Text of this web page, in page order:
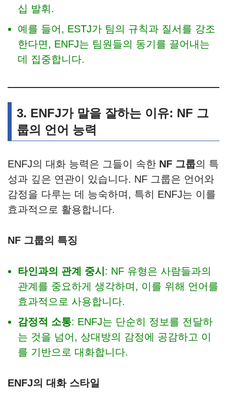
십 발휘.
예를 들어, ESTJ가 팀의 규칙과 질서를 강조
한다면, ENFJ는 팀원들의 동기를 끌어내는
데 집중합니다.
3. ENFJ가 말을 잘하는 이유: NF 그
룹의 언어 능력
ENFJ의 대화 능력은 그들이 속한 NF 그룹의 특
성과 깊은 연관이 있습니다. NF 그룹은 언어와
감정을 다루는 데 능숙하며, 특히 ENFJ는 이를
효과적으로 활용합니다.
NF 그룹의 특징
타인과의 관계 중시 : NF 유형은 사람들과의
관계를 중요하게 생각하며, 이를 위해 언어를
효과적으로 사용합니다.
감정적 소통: ENFJ는 단순히 정보를 전달하
는 것을 넘어, 상대방의 감정에 공감하고 이
를 기반으로 대화합니다.
ENFJ의 대화 스타일